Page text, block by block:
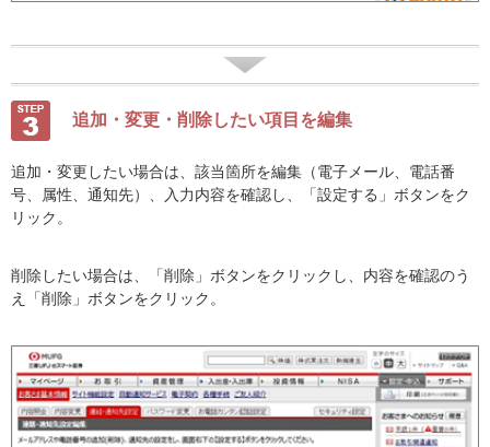
追加・変更・削除したい項目を編集
追加・変更したい場合は、該当箇所を編集（電子メール、電話番
号、属性、通知先）、入力内容を確認し、「設定する」ボタンをク
リック。
削除したい場合は、「削除」ボタンをクリックし、内容を確認のう
え「削除」ボタンをクリック。